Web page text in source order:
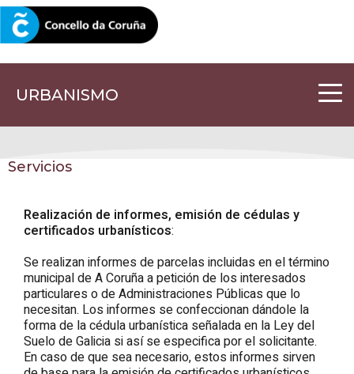
URBANISMO
CORUNA.GAL
Servicios
Realización de informes, emisión de cédulas y
certificados urbanísticos:
Se realizan informes de parcelas incluidas en el término
municipal de A Coruña a petición de los interesados
particulares o de Administraciones Públicas que lo
necesitan. Los informes se confeccionan dándole la
forma de la cédula urbanística señalada en la Ley del
Suelo de Galicia si así se especifica por el solicitante.
En caso de que sea necesario, estos informes sirven